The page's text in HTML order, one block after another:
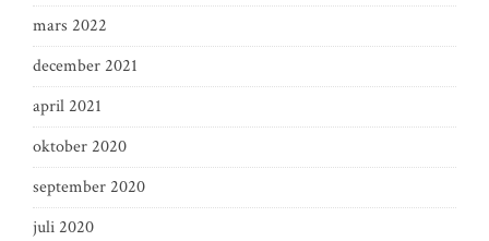
mars 2022
december 2021
april 2021
oktober 2020
september 2020
juli 2020